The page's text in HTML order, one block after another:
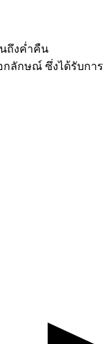
นถึงค่ำคืน
อกลักษณ์ ซึ่งได้รับการ